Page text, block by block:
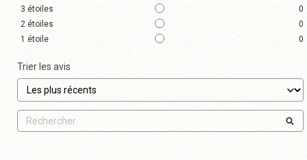
3 étoiles
0
2 étoiles
0
1 étoile 0
Trier les avis